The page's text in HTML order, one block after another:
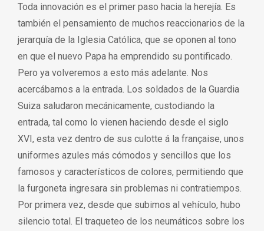
Toda innovación es el primer paso hacia la herejía. Es
también el pensamiento de muchos reaccionarios de la
jerarquía de la Iglesia Católica, que se oponen al tono
en que el nuevo Papa ha emprendido su pontificado.
Pero ya volveremos a esto más adelante. Nos
acercábamos a la entrada. Los soldados de la Guardia
Suiza saludaron mecánicamente, custodiando la
entrada, tal como lo vienen haciendo desde el siglo
XVI, esta vez dentro de sus culotte á la française, unos
uniformes azules más cómodos y sencillos que los
famosos y característicos de colores, permitiendo que
la furgoneta ingresara sin problemas ni contratiempos.
Por primera vez, desde que subimos al vehículo, hubo
silencio total. El traqueteo de los neumáticos sobre los